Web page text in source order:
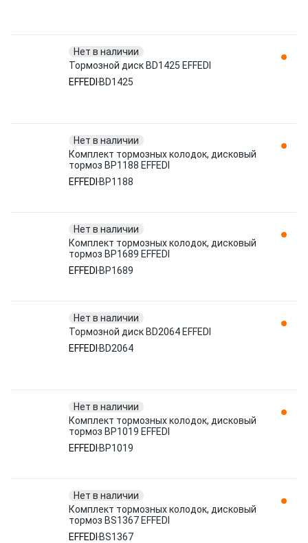
Нет в наличии
Тормозной диск BD1425 EFFEDI
EFFEDI BD1425
Нет в наличии
Комплект тормозных колодок, дисковый
тормоз BP1188 EFFEDI
EFFEDI BP1188
Нет в наличии
Комплект тормозных колодок, дисковый
тормоз BP1689 EFFEDI
EFFEDI BP1689
Нет в наличии
Тормозной диск BD2064 EFFEDI
EFFEDI BD2064
Нет в наличии
Комплект тормозных колодок, дисковый
тормоз BP1019 EFFEDI
EFFEDI BP1019
Нет в наличии
Комплект тормозных колодок, дисковый
тормоз BS1367 EFFEDI
EFFEDI BS1367